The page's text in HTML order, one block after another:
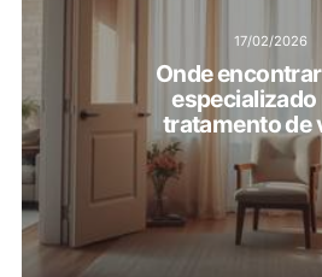
17/02/2026
Onde
especializado
tratamento de